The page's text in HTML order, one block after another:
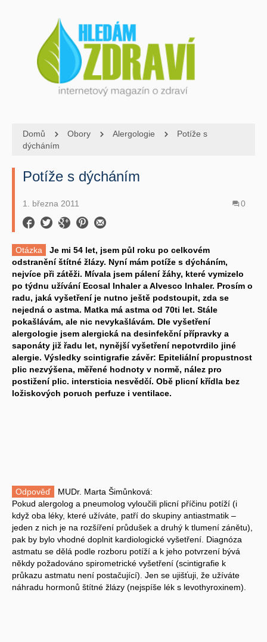
Domů Obory Alergologie
Potíže s
dýcháním
Potíže s dýcháním
1. března 2011 0
Otázka
Je mi 54 let, jsem půl roku po celkovém
odstranění štítné žlázy. Nyní mám potíže s dýcháním,
nejvíce při zátěži. Mívala jsem pálení žáhy, které vymizelo
po týdnu užívání Ecosal Inhaler a Alvesco Inhaler. Prosím o
radu, jaká vyšetření je nutno ještě podstoupit, zda se
nejedná o astma. Matka má astma od 70ti let. Stále
pokašlávám, ale nic nevykašlávám. Dle vyšetření
alergologie jsem alergická na desinfekční přípravky a
saponáty již řadu let, nynější vyšetření nepotvrdilo jiné
alergie. Výsledky scintigrafie závěr: Epiteliální propustnost
plic nezvýšena, měřené hodnoty v normě, nález pro
postižení plic. intersticia nesvědčí. Obě plicní křídla bez
ložiskových poruch perfuze i ventilace.
Odpověď
MUDr. Marta Šimůnková:
Pokud alergolog a pneumolog vyloučili plicní příčinu potíží (i
když oba léky, které užíváte, patří do skupiny antiastmatik –
jeden z nich je na rozšíření průdušek a druhý k tlumení zánětu),
pak by bylo vhodné doplnit kardiologické vyšetření. Diagnóza
astmatu se dělá podle rozboru potíží a k jeho potvrzení bývá
někdy požadováno spirometrické vyšetření (scintigrafie k
průkazu astmatu není postačující). Jen se ujišťuji, že užíváte
náhradu hormonů štítné žlázy (nejspíše lék s levothyroxinem).